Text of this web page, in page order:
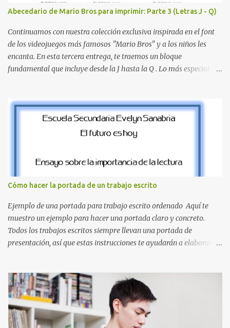
organizada y profesional. ¿Por qué son importantes los letreros
escolares? En una escuela conviven diariamente cientos de
personas. Para quienes visitan la institución por primera vez,
encontrar la biblioteca, la dirección o un aula específica puede
resultar c...
Abecedario de Mario Bros para imprimir: Parte 3 (Letras J - Q)
Continuamos con nuestra colección exclusiva inspirada en el font
de los videojuegos más famosos "Mario Bros" y a los niños les
encanta. En esta tercera entrega, te traemos un bloque
fundamental que incluye desde la J hasta la Q . Lo más especial de
desde la J hasta la Q ¿Qué incluye este bloque de letras? En esta
sección de evecrea.com , encontrarás imágenes individuales en alta
resolución de las siguientes letras: Letras vibrantes : La J y la M en
la Q en amarillo brillante, junto con la N y la P en un verde
inspirado en los niveles de los juegos. Formas icónicas : No te
pierdas la letra O , diseñada con ese estilo geométrico tan carac...
Cómo hacer la portada de un trabajo escrito
Ejemplo de una portada para trabajo escrito ordenado Aquí te
muestro un ejemplo para hacer una portada claro y concreto.
Todos los trabajos escritos siempre llevan una portada de
presentación, así que estas instrucciones te ayudarán a elaborar
compartir el enlace de este artículo para que así como a ti también
ellos se puedan guiar con esta explicación. Los datos esenciales
para una portada para presentar un trabajo escrito a mano o
impreso son los siguientes y en este orden: Nombre de la escuela o